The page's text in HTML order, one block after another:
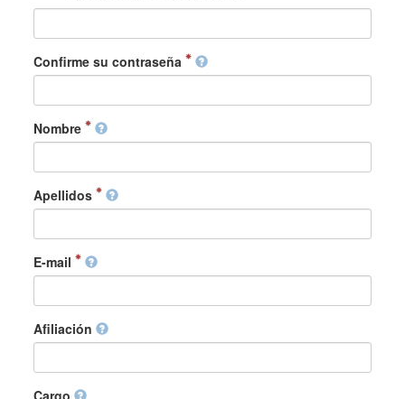
Confirme su contraseña
Nombre
Apellidos
E-mail
Afiliación
Cargo